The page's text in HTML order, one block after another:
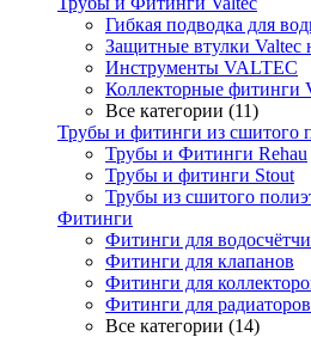
Гибкая подводка для
Защитные втулки Valtec
Инструменты VALTEC
Коллекторные фитинги
Все категории (11)
Трубы и фитинги из сшитого
Трубы и Фитинги Rehau
Трубы и фитинги Stout
Трубы из сшитого
Фитинги
Фитинги для
Фитинги для клапанов
Фитинги для
Фитинги для радиаторов
Все категории (14)